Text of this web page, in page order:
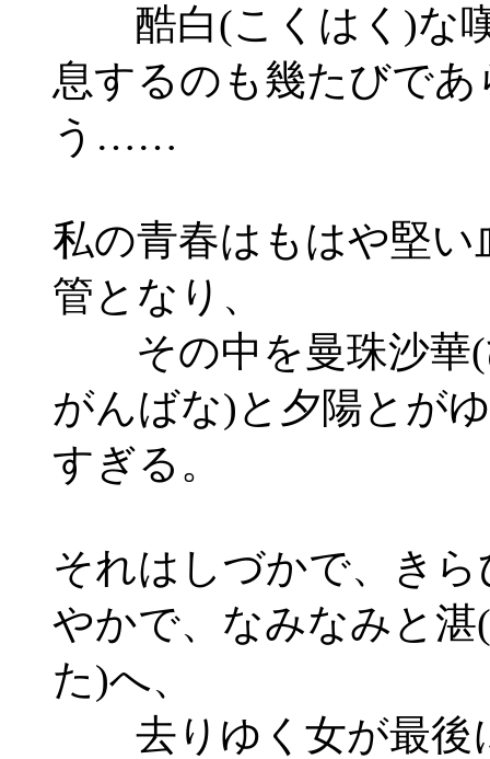
酷白(こくはく)な
息するのも幾たびであ
う……
私の青春はもはや堅い
管となり、
その中を曼珠沙華(
がんばな)と夕陽とが
すぎる。
それはしづかで、きら
やかで、なみなみと湛
た)へ、
去りゆく女が最後